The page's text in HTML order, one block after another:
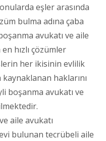
eşler arasında
bulma adına çaba
avukatı ve aile
hızlı çözümler
her ikisinin evlilik
haklarını
boşanma avukatı ve
aile avukatı
bulunan tecrübeli aile